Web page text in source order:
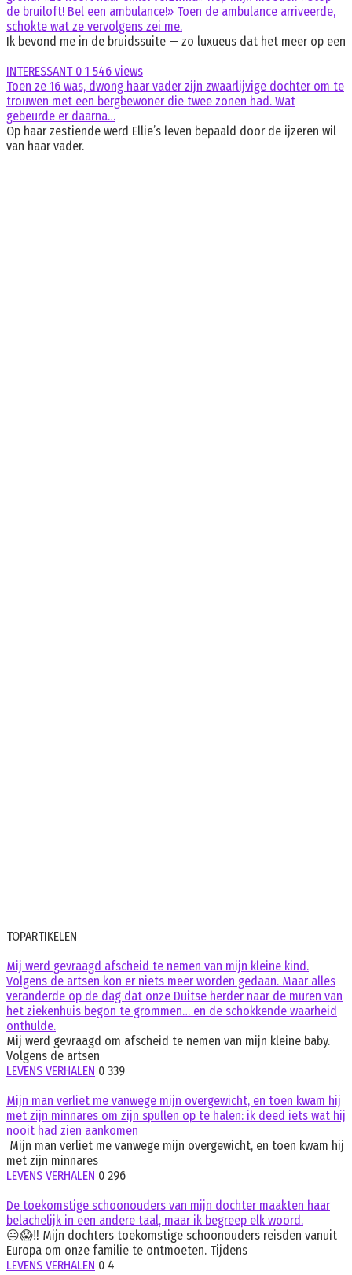
de bruiloft! Bel een ambulance!» Toen de ambulance arriveerde,
schokte wat ze vervolgens zei me.
Ik bevond me in de bruidssuite — zo luxueus dat het meer op een
INTERESSANT0 1 546 views
Toen ze 16 was, dwong haar vader zijn zwaarlijvige dochter om te
trouwen met een bergbewoner die twee zonen had. Wat
gebeurde er daarna…
Op haar zestiende werd Ellie’s leven bepaald door de ijzeren wil
van haar vader.
TOPARTIKELEN
Mij werd gevraagd afscheid te nemen van mijn kleine kind.
Volgens de artsen kon er niets meer worden gedaan. Maar alles
veranderde op de dag dat onze Duitse herder naar de muren van
het ziekenhuis begon te grommen… en de schokkende waarheid
onthulde.
Mij werd gevraagd om afscheid te nemen van mijn kleine baby.
Volgens de artsen
LEVENS VERHALEN 0 339
Mijn man verliet me vanwege mijn overgewicht, en toen kwam hij
met zijn minnares om zijn spullen op te halen: ik deed iets wat hij
nooit had zien aankomen
Mijn man verliet me vanwege mijn overgewicht, en toen kwam hij
met zijn minnares
LEVENS VERHALEN 0 296
De toekomstige schoonouders van mijn dochter maakten haar
belachelijk in een andere taal, maar ik begreep elk woord.
😐😱‼️ Mijn dochters toekomstige schoonouders reisden vanuit
Europa om onze familie te ontmoeten. Tijdens
LEVENS VERHALEN 0 4